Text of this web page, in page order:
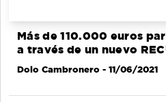
Más de 110.000 euros
a través de un nuevo
Dolo Cambronero - 11/06/2021